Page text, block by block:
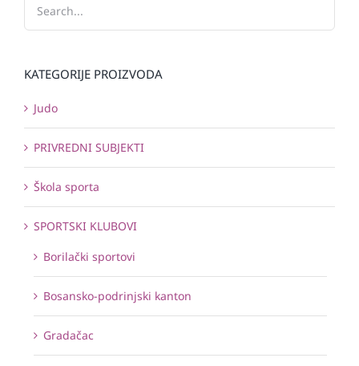
KATEGORIJE PROIZVODA
Judo
PRIVREDNI SUBJEKTI
Škola sporta
SPORTSKI KLUBOVI
Borilački sportovi
Bosansko-podrinjski kanton
Gradačac